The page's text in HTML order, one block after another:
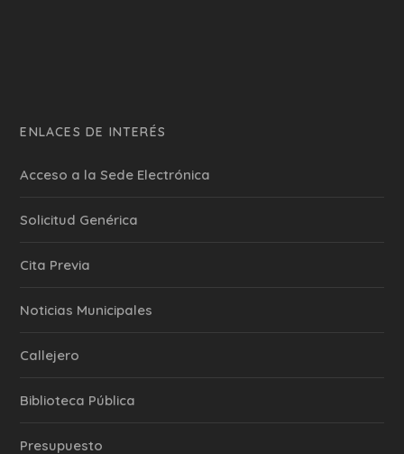
ENLACES DE INTERÉS
Acceso a la Sede Electrónica
Solicitud Genérica
Cita Previa
‎Noticias Municipales
Callejero
Biblioteca Pública
Presupuesto